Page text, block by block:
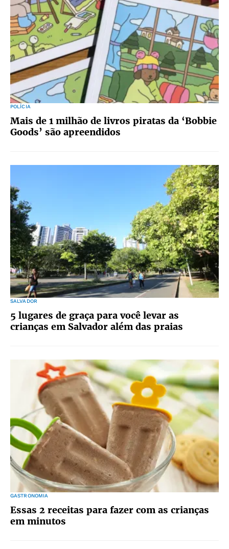
POLÍCIA
Mais de 1 milhão de livros piratas da ‘Bobbie
Goods’ são apreendidos
SALVADOR
5 lugares de graça para você levar as
crianças em Salvador além das praias
GASTRONOMIA
Essas 2 receitas para fazer com as crianças
em minutos